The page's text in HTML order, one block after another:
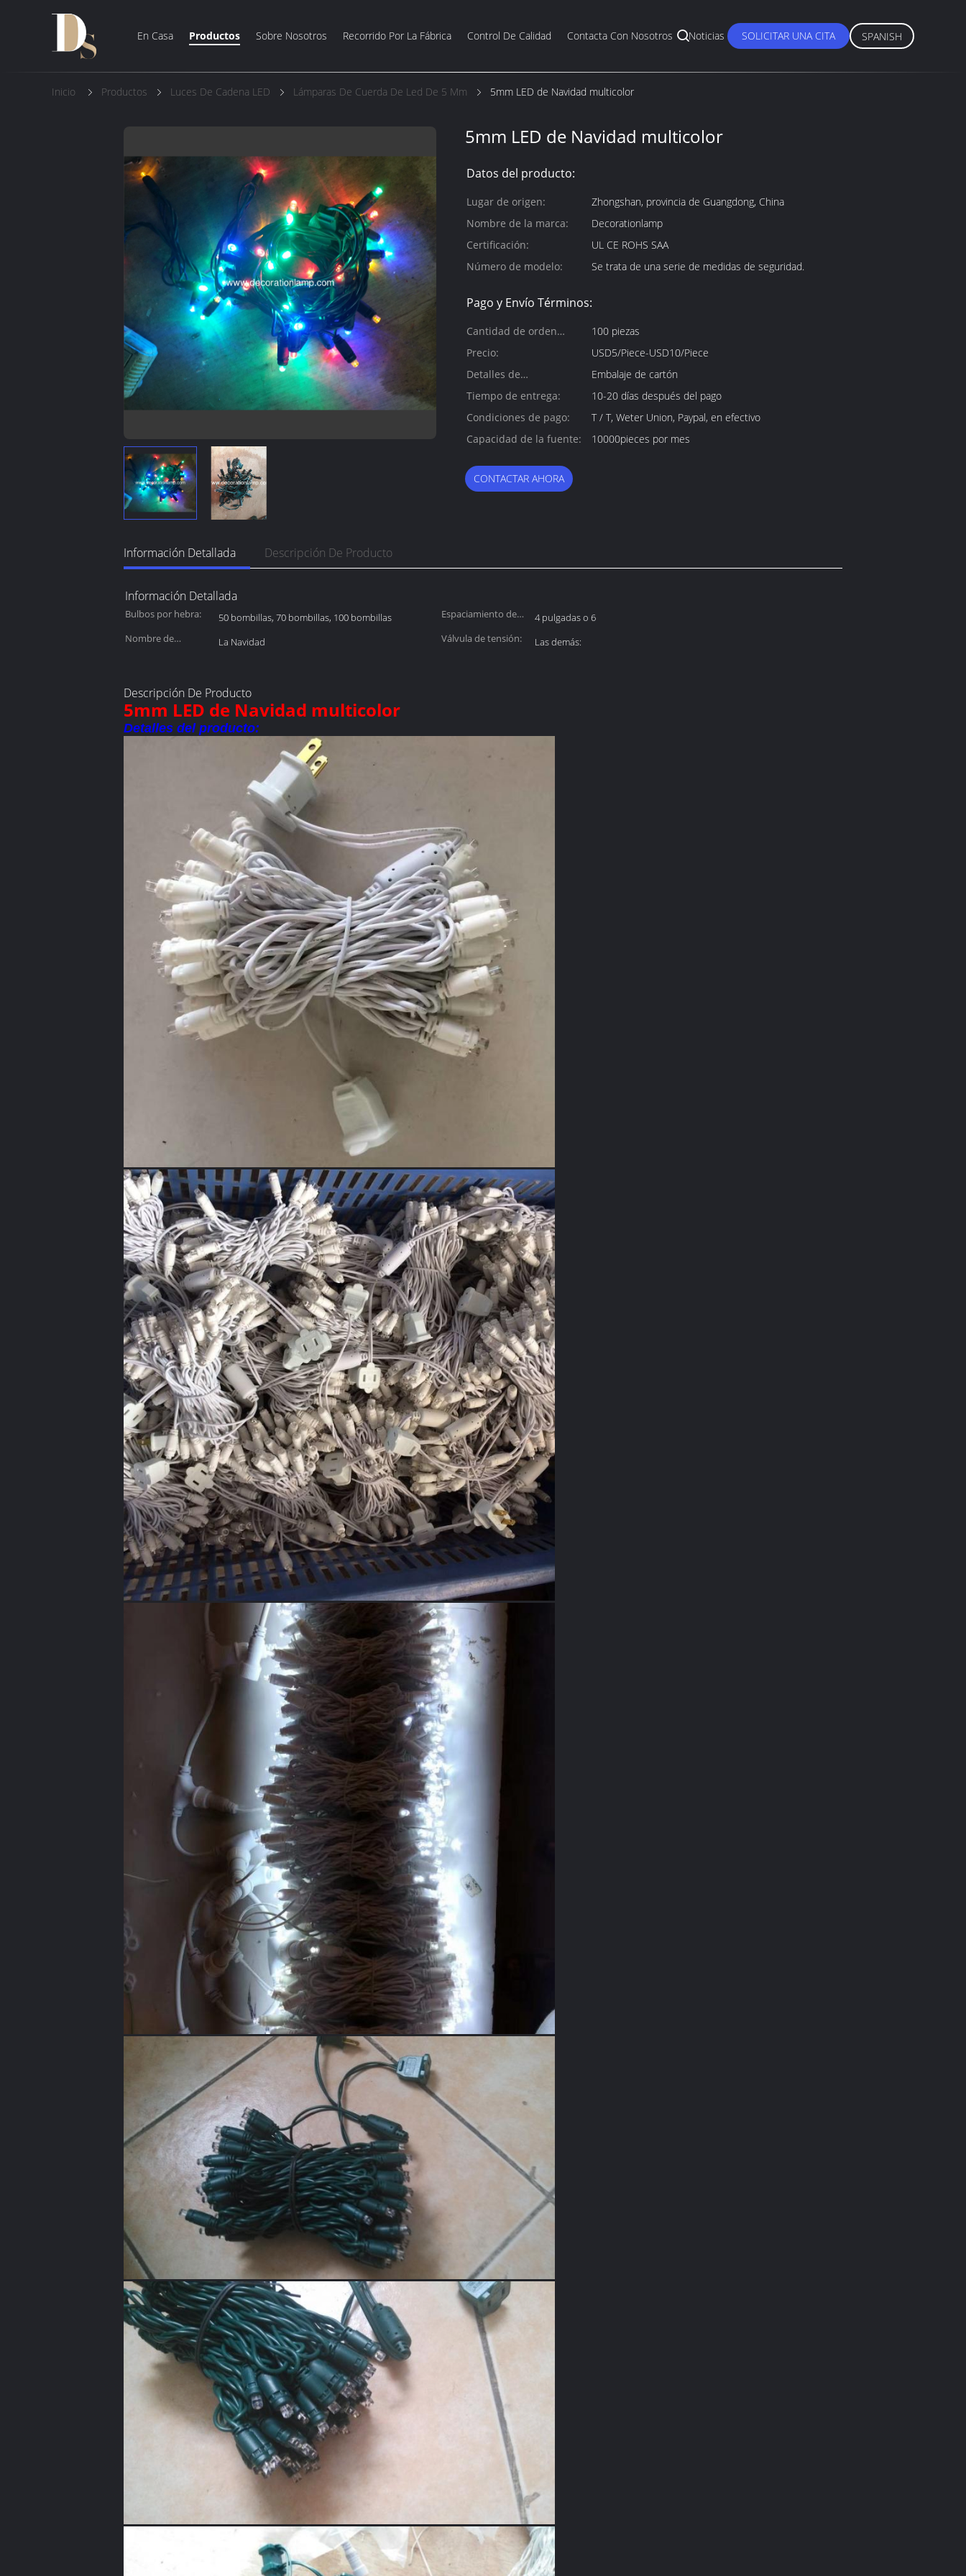
En Casa Productos Sobre Nosotros Recorrido Por La Fábrica Control De Calidad Contacta Con Nosotros Noticias SOLICITAR UNA CITA SPANISH
Inicio Productos Luces De Cadena LED Lámparas De Cuerda De Led De 5 Mm 5mm LED de Navidad multicolor
5mm LED de Navidad multicolor
Datos del producto:
Lugar de origen:
Zhongshan, provincia de Guangdong, China
Nombre de la marca:
Decorationlamp
Certificación:
UL CE ROHS SAA
Número de modelo:
Se trata de una serie de medidas de seguridad.
Pago y Envío Términos:
Cantidad de orden
mínima:
100 piezas
Precio:
USD5/Piece-USD10/Piece
Detalles de
empaquetado:
Embalaje de cartón
Tiempo de entrega:
10-20 días después del pago
Condiciones de pago:
T / T, Weter Union, Paypal, en efectivo
Capacidad de la fuente:
10000pieces por mes
CONTACTAR AHORA
Información Detallada Descripción De Producto
Información Detallada
Bulbos por hebra: 50 bombillas, 70 bombillas, 100 bombillas
Espaciamiento de
4 pulgadas o 6
Nombre de
La Navidad Válvula de tensión: Las demás:
Descripción De Producto
5mm LED de Navidad multicolor
Detalles del producto: